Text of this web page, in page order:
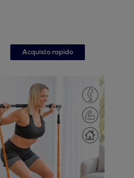
Acquisto rapido